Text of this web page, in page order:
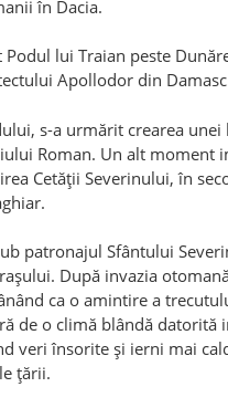
în Dacia.
lui Traian peste
Apollodor din
s-a urmărit crearea unei
Roman. Un alt moment
Cetății Severinului, în
patronajul Sfântului
După invazia
ca o amintire a
de o climă blândă datorită
veri însorite și ierni mai
țării.